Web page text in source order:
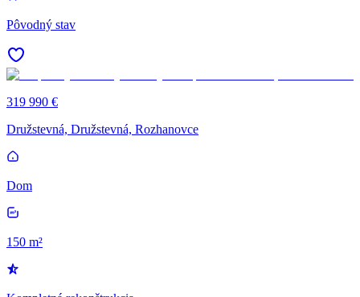
Pôvodný stav
319 990 €
Družstevná, Družstevná, Rozhanovce
Dom
150 m²